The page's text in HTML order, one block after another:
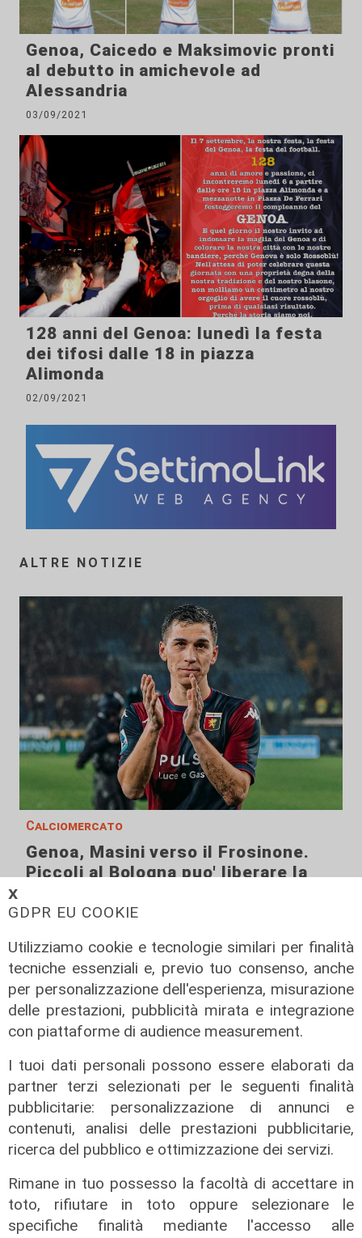
𝗫
GDPR EU COOKIE
Utilizziamo cookie e tecnologie similari per finalità
tecniche essenziali e, previo tuo consenso, anche
per personalizzazione dell'esperienza, misurazione
delle prestazioni, pubblicità mirata e integrazione
con piattaforme di audience measurement.
I tuoi dati personali possono essere elaborati da
partner terzi selezionati per le seguenti finalità
pubblicitarie: personalizzazione di annunci e
contenuti, analisi delle prestazioni pubblicitarie,
ricerca del pubblico e ottimizzazione dei servizi.
Rimane in tuo possesso la facoltà di accettare in
toto, rifiutare in toto oppure selezionare le
specifiche finalità mediante l'accesso alle
Genoa, Caicedo e Maksimovic pronti
al debutto in amichevole ad
Alessandria
03/09/2021
128 anni del Genoa: lunedì la festa
dei tifosi dalle 18 in piazza
Alimonda
02/09/2021
ALTRE NOTIZIE
Calciomercato
Genoa, Masini verso il Frosinone.
Piccoli al Bologna puo' liberare la
07/08/2026
Calciomercato